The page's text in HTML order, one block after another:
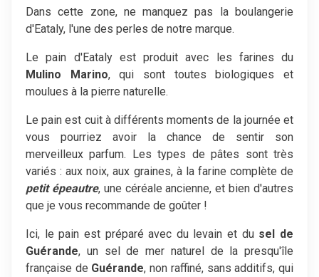
Dans cette zone, ne manquez pas la boulangerie
d'Eataly, l'une des perles de notre marque.
Le pain d'Eataly est produit avec les farines du
Mulino Marino, qui sont toutes biologiques et
moulues à la pierre naturelle.
Le pain est cuit à différents moments de la journée et
vous pourriez avoir la chance de sentir son
merveilleux parfum. Les types de pâtes sont très
variés : aux noix, aux graines, à la farine complète de
petit épeautre, une céréale ancienne, et bien d'autres
que je vous recommande de goûter !
Ici, le pain est préparé avec du levain et du sel de
Guérande, un sel de mer naturel de la presqu'île
française de Guérande, non raffiné, sans additifs, qui